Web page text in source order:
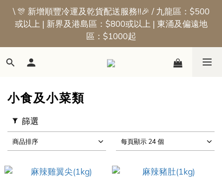
📢新會員優惠 | 首張訂單即享$50迎新獎賞
\ 🎊 新增順豐冷運及乾貨配送服務!!🎉 / 九龍區：$500
或以上 | 新界及港島區：$800或以上 | 東涌及偏遠地
區：$1000起
📢新會員優惠 | 首張訂單即享$50迎新獎賞
小食及小菜類
篩選
商品排序 每頁顯示 24 個